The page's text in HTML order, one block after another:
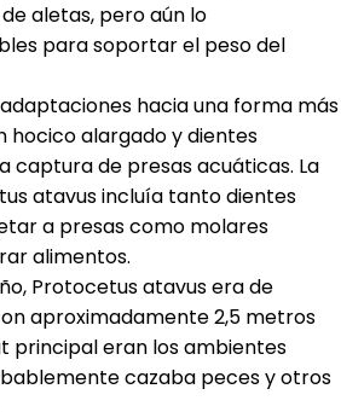
aletas, pero aún lo
para soportar el peso del
hacia una forma más
hocico alargado y dientes
captura de presas acuáticas. La
atavus incluía tanto dientes
a presas como molares
alimentos.
Protocetus atavus era de
aproximadamente 2,5 metros
principal eran los ambientes
cazaba peces y otros